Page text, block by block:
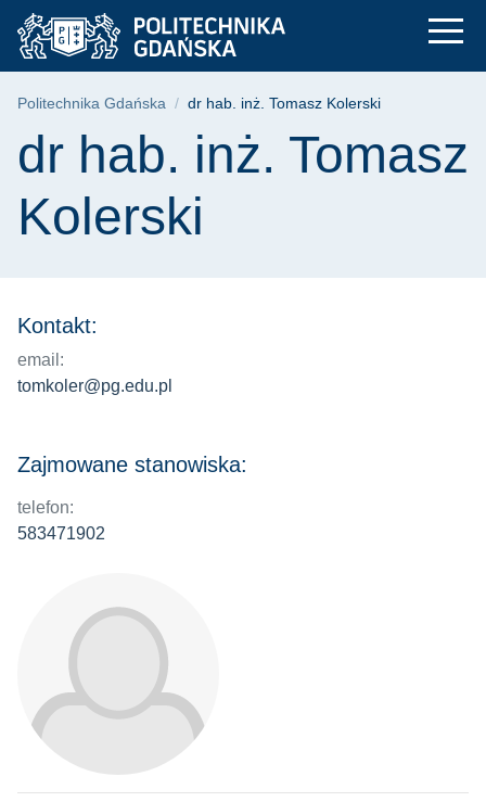
Przejdź
do
menu
Przejdź
do
wyszukiwarki
Przejdź
do
treści
dr hab. inż. Tomasz
Ścieżka nawigacyjna
Politechnika Gdańska dr hab. inż. Tomasz Kolerski
Treść strony
dr hab. inż. Tomasz
Kolerski
Kontakt:
email:
tomkoler@pg.edu.pl
Zajmowane stanowiska:
telefon:
583471902